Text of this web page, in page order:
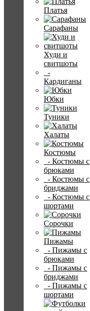
Платья
Сарафаны
Худи и
свитшоты
-
Кардиганы
Юбки
Туники
Халаты
Костюмы
- Костюмы с
брюками
- Костюмы с
бриджами
- Костюмы с
шортами
Сорочки
Пижамы
- Пижамы с
брюками
- Пижамы с
бриджами
- Пижамы с
шортами